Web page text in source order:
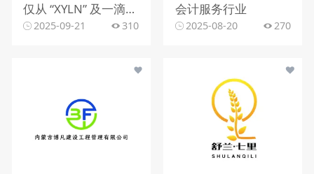
仅从 “XYLN” 及一滴液体的标识，难以明确行业。
2025-09-21 310
会计服务行业
2025-08-20 270